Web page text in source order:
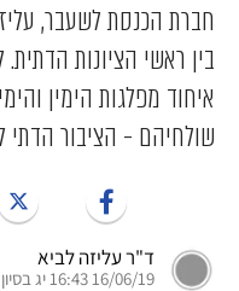
חברת הכנסת לשעבר,
בין ראשי הציונות
איחוד מפלגות הימין
שולחיהם - הציבור הדתי
ד"ר עליזה לביא
16/06/19 16:43 יג בסיון התשעט